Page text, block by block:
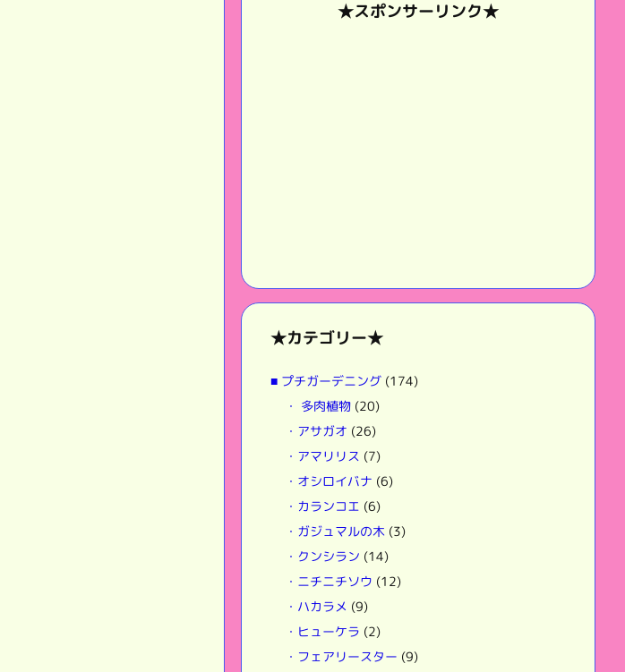
★スポンサーリンク★
★カテゴリー★
■ プチガーデニング (174)
・ 多肉植物 (20)
・アサガオ (26)
・アマリリス (7)
・オシロイバナ (6)
・カランコエ (6)
・ガジュマルの木 (3)
・クンシラン (14)
・ニチニチソウ (12)
・ハカラメ (9)
・ヒューケラ (2)
・フェアリースター (9)